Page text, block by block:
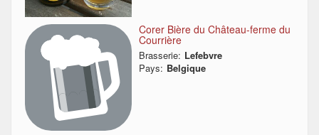
Corer Bière du Château-ferme du
Courrière
Brasserie: Lefebvre
Pays: Belgique